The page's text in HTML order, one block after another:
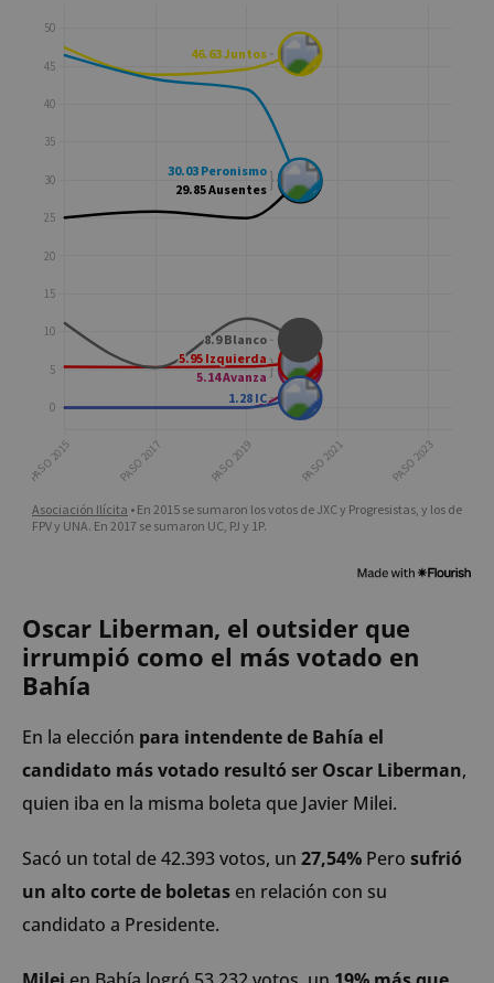
Oscar Liberman, el outsider que
irrumpió como el más votado en
Bahía
En la elección para intendente de Bahía el
candidato más votado resultó ser Oscar Liberman,
quien iba en la misma boleta que Javier Milei.
Sacó un total de 42.393 votos, un 27,54% Pero sufrió
un alto corte de boletas en relación con su
candidato a Presidente.